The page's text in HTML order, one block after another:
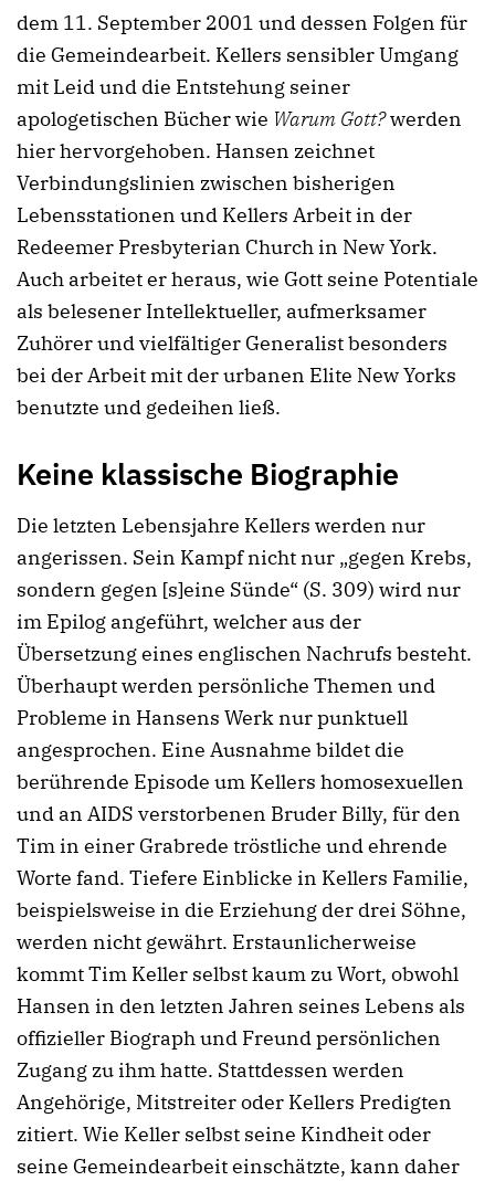
dem 11. September 2001 und dessen Folgen für
die Gemeindearbeit. Kellers sensibler Umgang
mit Leid und die Entstehung seiner
apologetischen Bücher wie Warum Gott?werden
hier hervorgehoben. Hansen zeichnet
Verbindungslinien zwischen bisherigen
Lebensstationen und Kellers Arbeit in der
Redeemer Presbyterian Church in New York.
Auch arbeitet er heraus, wie Gott seine Potentiale
als belesener Intellektueller, aufmerksamer
Zuhörer und vielfältiger Generalist besonders
bei der Arbeit mit der urbanen Elite New Yorks
benutzte und gedeihen ließ.
Keine klassische Biographie
Die letzten Lebensjahre Kellers werden nur
angerissen. Sein Kampf nicht nur „gegen Krebs,
sondern gegen [s]eine Sünde“ (S. 309) wird nur
im Epilog angeführt, welcher aus der
Übersetzung eines englischen Nachrufs besteht.
Überhaupt werden persönliche Themen und
Probleme in Hansens Werk nur punktuell
angesprochen. Eine Ausnahme bildet die
berührende Episode um Kellers homosexuellen
und an AIDS verstorbenen Bruder Billy, für den
Tim in einer Grabrede tröstliche und ehrende
Worte fand. Tiefere Einblicke in Kellers Familie,
beispielsweise in die Erziehung der drei Söhne,
werden nicht gewährt. Erstaunlicherweise
kommt Tim Keller selbst kaum zu Wort, obwohl
Hansen in den letzten Jahren seines Lebens als
offizieller Biograph und Freund persönlichen
Zugang zu ihm hatte. Stattdessen werden
Angehörige, Mitstreiter oder Kellers Predigten
zitiert. Wie Keller selbst seine Kindheit oder
seine Gemeindearbeit einschätzte, kann daher